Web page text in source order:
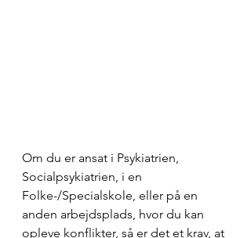
Om du er ansat i Psykiatrien,
Socialpsykiatrien, i en
Folke-/Specialskole, eller på en
anden arbejdsplads, hvor du kan
opleve konflikter, så er det et krav, at